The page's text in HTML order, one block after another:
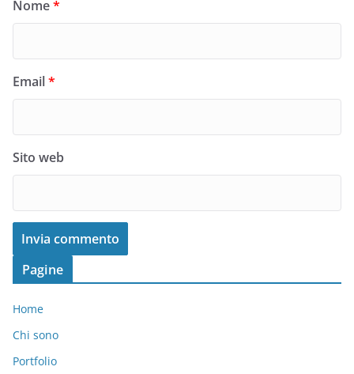
Nome*
Email*
Sito web
Pagine
Home
Chi sono
Portfolio